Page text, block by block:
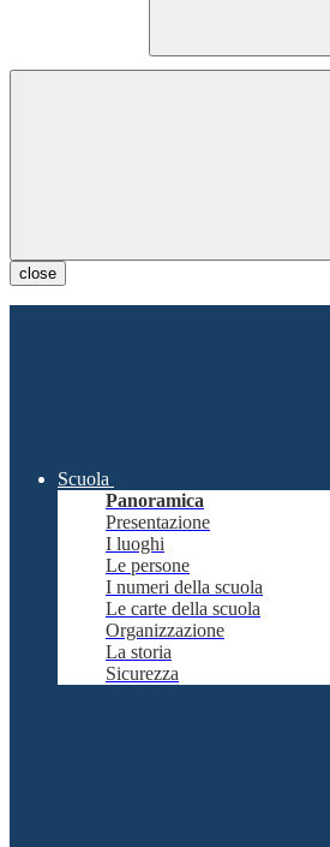
close
Scuola
Panoramica
Presentazione
I luoghi
Le persone
I numeri della scuola
Le carte della scuola
Organizzazione
La storia
Sicurezza